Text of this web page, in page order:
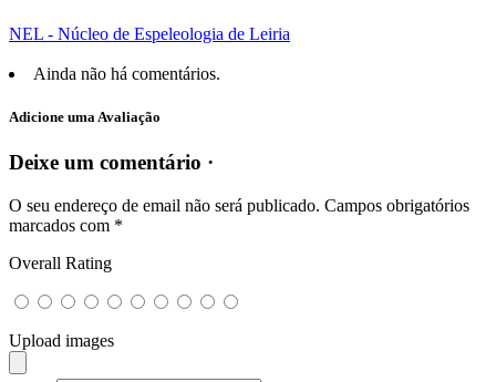
NEL - Núcleo de Espeleologia de Leiria
Ainda não há comentários.
Adicione uma Avaliação
Deixe um comentário ·
O seu endereço de email não será publicado. Campos obrigatórios
marcados com *
Overall Rating
Upload images